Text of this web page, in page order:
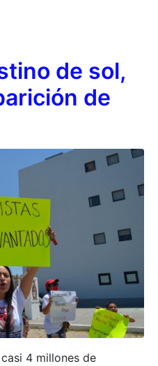
de sol,
de
4 millones de